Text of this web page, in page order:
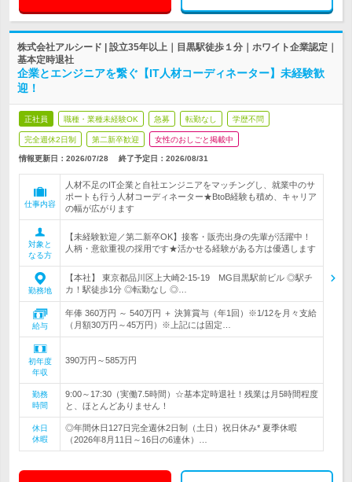
株式会社アルシード | 設立35年以上｜目黒駅徒歩１分｜ホワイト企業認定｜
基本定時退社
企業とエンジニアを繋ぐ【IT人材コーディネーター】未経験歓
迎！
正社員 職種・業種未経験OK 急募 転勤なし 学歴不問
完全週休2日制 第二新卒歓迎 女性のおしごと掲載中
情報更新日：2026/07/28 終了予定日： 2026/08/31
仕事内容
人材不足のIT企業と自社エンジニアをマッチングし、就業中のサ
ポートも行う人材コーディネーター★BtoB経験も積め、キャリア
の幅が広がります
対象と
なる方
【未経験歓迎／第二新卒OK】接客・販売出身の先輩が活躍中！
人柄・意欲重視の採用です★活かせる経験がある方は優遇します
勤務地
【本社】 東京都品川区上大崎2-15-19 MG目黒駅前ビル ◎駅チ
カ！駅徒歩1分 ◎転勤なし ◎…
給与
年俸 360万円 ～ 540万円 ＋ 決算賞与（年1回）※1/12を月々支給
（月額30万円～45万円）※上記には固定…
初年度
年収
390万円～585万円
勤務
時間
9:00～17:30（実働7.5時間）☆基本定時退社！残業は月5時間程度
と、ほとんどありません！
休日
休暇
◎年間休日127日完全週休2日制（土日）祝日休み* 夏季休暇
（2026年8月11日～16日の6連休）…